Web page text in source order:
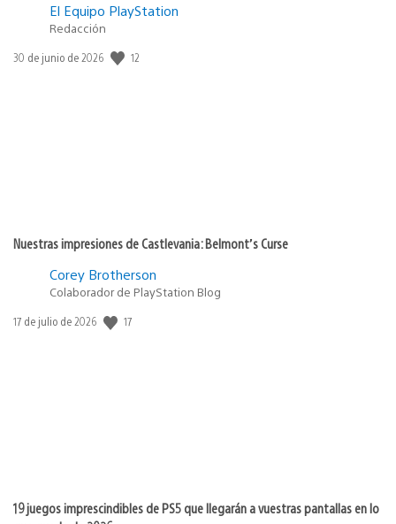
El Equipo PlayStation
Redacción
Fecha
30 de junio de 2026 12
Nuestras impresiones de Castlevania: Belmont’s Curse
Corey Brotherson
Colaborador de PlayStation Blog
Fecha
17 de julio de 2026 17
19 juegos imprescindibles de PS5 que llegarán a vuestras pantallas en lo